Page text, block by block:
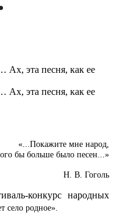
Ах, эта песня, как ее
Ах, эта песня, как ее
«...Покажите мне народ,
бы больше было песен...»
Н. В. Гоголь
конкурс народных
село родное».